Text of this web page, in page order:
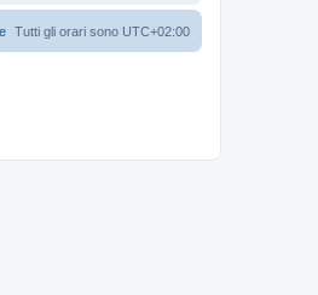
Tutti gli orari sono UTC+02:00